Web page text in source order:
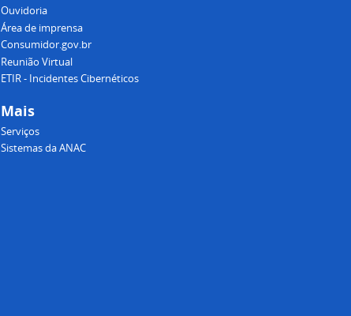
Ouvidoria
Área de imprensa
Consumidor.gov.br
Reunião Virtual
ETIR - Incidentes Cibernéticos
Mais
Serviços
Sistemas da ANAC